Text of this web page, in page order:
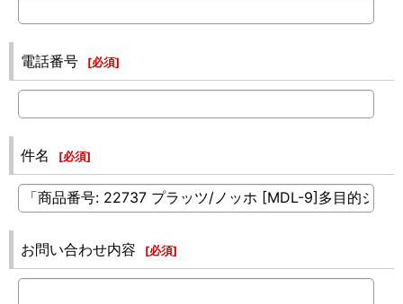
電話番号 [必須]
件名 [必須]
お問い合わせ内容 [必須]